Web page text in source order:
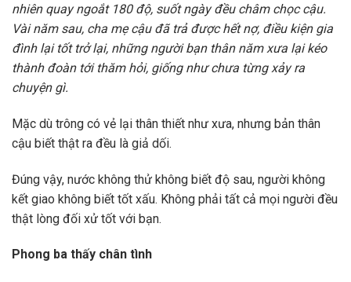
nhiên quay ngoắt 180 độ, suốt ngày đều châm chọc cậu.
Vài năm sau, cha mẹ cậu đã trả được hết nợ, điều kiện gia
đình lại tốt trở lại, những người bạn thân năm xưa lại kéo
thành đoàn tới thăm hỏi, giống như chưa từng xảy ra
chuyện gì.
Mặc dù trông có vẻ lại thân thiết như xưa, nhưng bản thân
cậu biết thật ra đều là giả dối.
Đúng vậy, nước không thử không biết độ sau, người không
kết giao không biết tốt xấu. Không phải tất cả mọi người đều
thật lòng đối xử tốt với bạn.
Phong ba thấy chân tình